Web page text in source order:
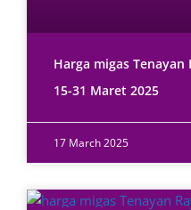
Harga migas Tenayan
15-31 Maret 2025
17 March 2025